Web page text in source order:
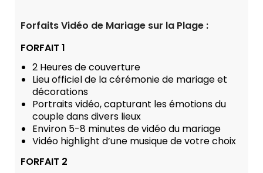
Forfaits Vidéo de Mariage sur la Plage :
FORFAIT 1
2 Heures de couverture
Lieu officiel de la cérémonie de mariage et
décorations
Portraits vidéo, capturant les émotions du
couple dans divers lieux
Environ 5-8 minutes de vidéo du mariage
Vidéo highlight d’une musique de votre choix
FORFAIT 2